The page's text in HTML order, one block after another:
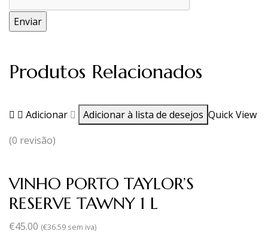
Produtos Relacionados
Adicionar Adicionar à lista de desejos Quick View
(0 revisão)
VINHO PORTO TAYLOR’S
RESERVE TAWNY 1 L
€45.00 (€36.59 sem iva)